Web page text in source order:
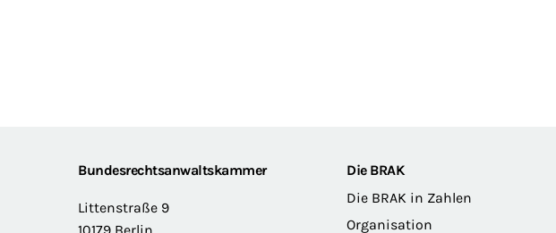
FooterBundesrechtsanwaltskammer
Littenstraße 9
10179 Berlin
Die BRAK
Die BRAK in Zahlen
Organisation